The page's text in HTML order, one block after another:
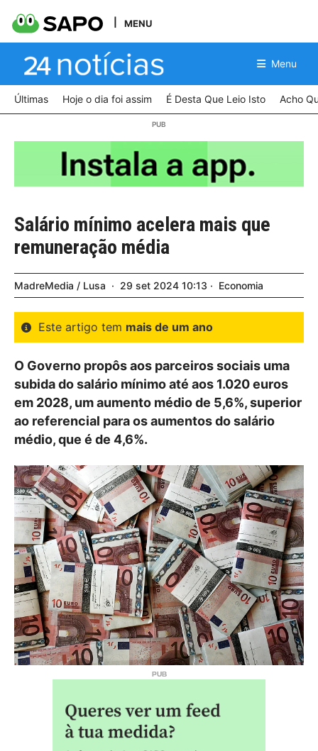
MENU
Menu
Últimas Hoje o dia foi assim É Desta Que Leio Isto Acho
Salário mínimo acelera mais que
remuneração média
MadreMedia / Lusa 29 set 2024 10:13 Economia
Este artigo tem mais de um ano
O Governo propôs aos parceiros sociais uma
subida do salário mínimo até aos 1.020 euros
em 2028, um aumento médio de 5,6%, superior
ao referencial para os aumentos do salário
médio, que é de 4,6%.